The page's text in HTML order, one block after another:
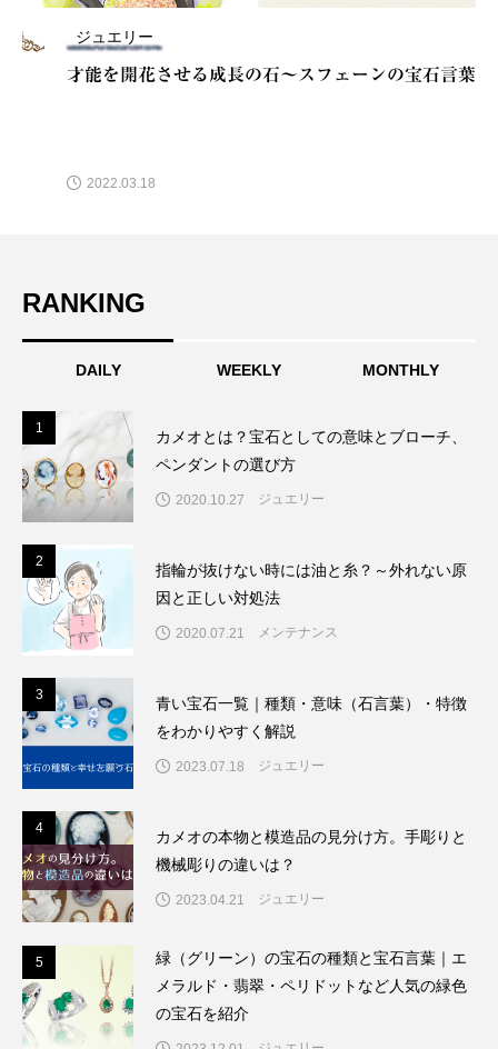
ジュエリー
才能を開花させる成長の石～スフェーンの宝石言葉
2022.03.18
RANKING
DAILY WEEKLY MONTHLY
1
カメオとは？宝石としての意味とブローチ、
ペンダントの選び方
2020.10.27 ジュエリー
2
指輪が抜けない時には油と糸？～外れない原
因と正しい対処法
2020.07.21 メンテナンス
3
青い宝石一覧｜種類・意味（石言葉）・特徴
をわかりやすく解説
2023.07.18 ジュエリー
4
カメオの本物と模造品の見分け方。手彫りと
機械彫りの違いは？
2023.04.21 ジュエリー
5
緑（グリーン）の宝石の種類と宝石言葉｜エ
メラルド・翡翠・ペリドットなど人気の緑色
の宝石を紹介